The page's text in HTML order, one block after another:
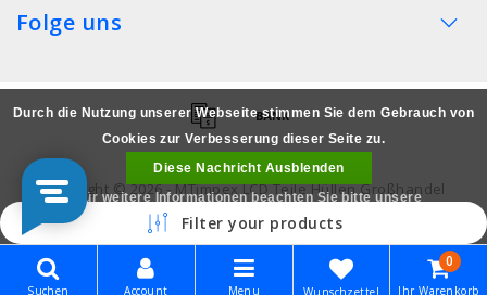
Folge uns
Copyright © 2026 - MTimpex LCD Teile Hüllen Großhandel
Smartphone - All rights reserved
Filter your products
Suchen Account Menu
0
Ihr Warenkorb
Durch die Nutzung unserer Webseite stimmen Sie dem Gebrauch von
Cookies zur Verbesserung dieser Seite zu.
Diese Nachricht Ausblenden
Für weitere Informationen beachten Sie bitte unsere
Datenschutzerklärung. »